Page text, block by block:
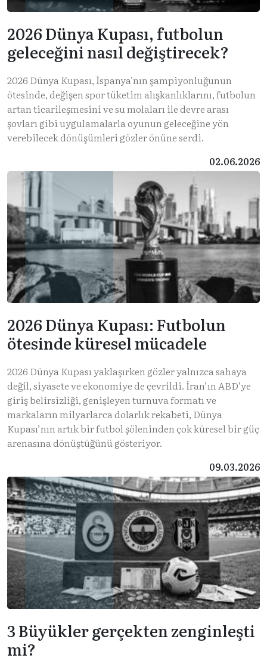
2026 Dünya Kupası, futbolun
geleceğini nasıl değiştirecek?
2026 Dünya Kupası, İspanya'nın şampiyonluğunun
ötesinde, değişen spor tüketim alışkanlıklarını, futbolun
artan ticarileşmesini ve su molaları ile devre arası
şovları gibi uygulamalarla oyunun geleceğine yön
verebilecek dönüşümleri gözler önüne serdi.
02.06.2026
2026 Dünya Kupası: Futbolun
ötesinde küresel mücadele
2026 Dünya Kupası yaklaşırken gözler yalnızca sahaya
değil, siyasete ve ekonomiye de çevrildi. İran’ın ABD’ye
giriş belirsizliği, genişleyen turnuva formatı ve
markaların milyarlarca dolarlık rekabeti, Dünya
Kupası’nın artık bir futbol şöleninden çok küresel bir güç
arenasına dönüştüğünü gösteriyor.
09.03.2026
3 Büyükler gerçekten zenginleşti
mi?